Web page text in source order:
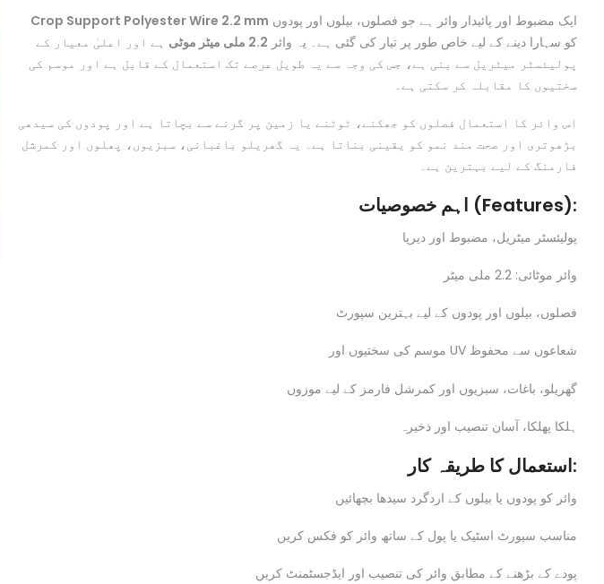
Crop Support Polyester Wire 2.2 mm
کو سہارا دینے کے لیے خاص طور پر تیار کی گئی ہے۔ یہ وائر 2.2 ملی میٹر موٹی
ہے اور اعلیٰ معیار کے
پولیئسٹر میٹریل سے بنی ہے، جس کی وجہ سے یہ طویل عرصے تک استعمال کے قابل ہے اور موسم کی
سختیوں کا مقابلہ کر سکتی ہے۔
اس وائر کا استعمال فصلوں کو جھکنے، ٹوٹنے یا زمین پر گرنے سے بچاتا ہے اور پودوں کی سیدھی
بڑھوتری اور صحت مند نمو کو یقینی بناتا ہے۔ یہ گھریلو باغبانی، سبزیوں، پھلوں اور کمرشل
فارمنگ کے لیے بہترین ہے۔
اہم خصوصیات (Features):
پولیئسٹر میٹریل، مضبوط اور دیرپا
وائر موٹائی: 2.2 ملی میٹر
فصلوں، بیلوں اور پودوں کے لیے بہترین سپورٹ
موسم کی سختیوں اور UV شعاعوں سے محفوظ
گھریلو، باغات، سبزیوں اور کمرشل فارمز کے لیے موزوں
ہلکا پھلکا، آسان تنصیب اور ذخیرہ
استعمال کا طریقہ کار:
وائر کو پودوں یا بیلوں کے اردگرد سیدھا بچھائیں
مناسب سپورٹ اسٹیک یا پول کے ساتھ وائر کو فکس کریں
پودے کے بڑھنے کے مطابق وائر کی تنصیب اور ایڈجسٹمنٹ کریں